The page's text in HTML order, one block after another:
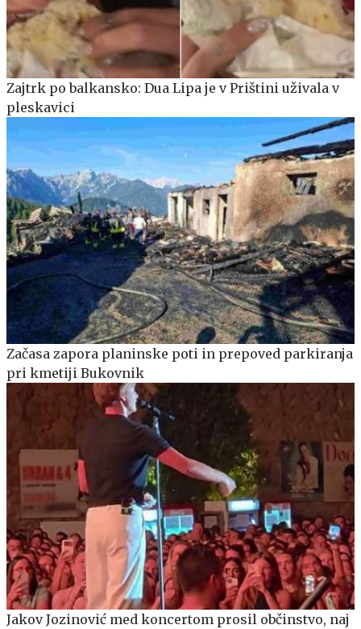
Zajtrk po balkansko: Dua Lipa je v Prištini uživala v
pleskavici
Začasa zapora planinske poti in prepoved parkiranja
pri kmetiji Bukovnik
Jakov Jozinović med koncertom prosil občinstvo, naj